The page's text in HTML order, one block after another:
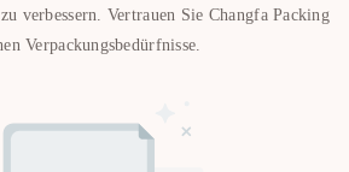
verbessern. Vertrauen Sie Changfa Packing
Verpackungsbedürfnisse.